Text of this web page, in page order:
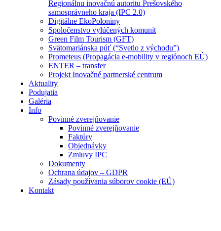
Regionálnu inovačnú autoritu Prešovského
samosprávneho kraja (IPC 2.0)
Digitálne EkoPoloniny
Spoločenstvo vylúčených komunít
Green Film Tourism (GFT)
Svätomariánska púť (“Svetlo z východu”)
Prometeus (Propagácia e-mobility v regiónoch EÚ)
ENTER – transfer
Projekt Inovačné partnerské centrum
Aktuality
Podujatia
Galéria
Info
Povinné zverejňovanie
Povinné zverejňovanie
Faktúry
Objednávky
Zmluvy IPC
Dokumenty
Ochrana údajov – GDPR
Zásady používania súborov cookie (EÚ)
Kontakt